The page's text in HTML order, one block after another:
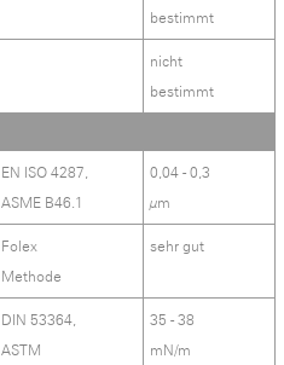
bestimmt
nicht
bestimmt
EN ISO 4287,
ASME B46.1
0,04 - 0,3
µm
Folex
Methode
sehr gut
DIN 53364,
ASTM
35 - 38
mN/m